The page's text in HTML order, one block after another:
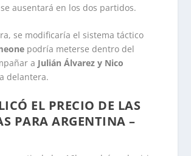
ausentará en los dos partidos.
se modificaría el sistema táctico
podría meterse dentro del
a Julián Álvarez y Nico
delantera.
EL PRECIO DE LAS
PARA ARGENTINA –